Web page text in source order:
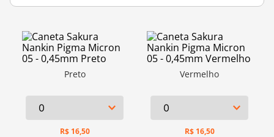
Preto
R$ 16,50
Vermelho
R$ 16,50